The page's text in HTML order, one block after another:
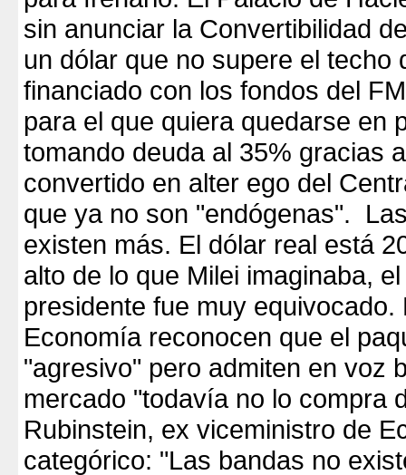
sin anunciar la Convertibilidad
un dólar que no supere el techo
financiado con los fondos del
para el que quiera quedarse en
tomando deuda al 35% gracias
convertido en alter ego del
que ya no son "endógenas".
existen más. El dólar real está
alto de lo que Milei imaginaba,
presidente fue muy equivocado.
Economía reconocen que el
"agresivo" pero admiten en voz
mercado "todavía no lo compra
Rubinstein, ex viceministro de
categórico: "Las bandas no